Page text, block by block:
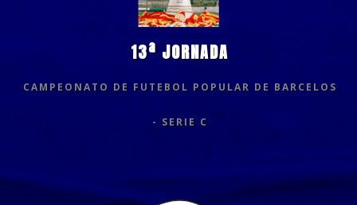
CLUBES
13ª JORNADA
CAMPEONATO DE FUTEBOL POPULAR DE BARCELOS
- SERIE C